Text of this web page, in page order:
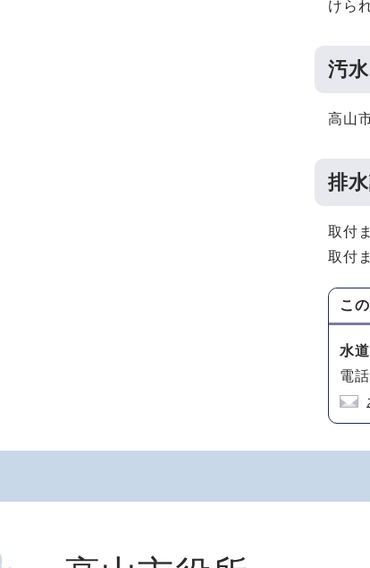
けら
汚
高山
排
取付
取付
こ
水
電